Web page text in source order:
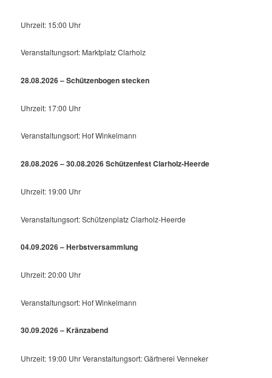
Uhrzeit: 15:00 Uhr
Veranstaltungsort: Marktplatz Clarholz
28.08.2026 – Schützenbogen stecken
Uhrzeit: 17:00 Uhr
Veranstaltungsort: Hof Winkelmann
28.08.2026 – 30.08.2026 Schützenfest Clarholz-Heerde
Uhrzeit: 19:00 Uhr
Veranstaltungsort: Schützenplatz Clarholz-Heerde
04.09.2026 – Herbstversammlung
Uhrzeit: 20:00 Uhr
Veranstaltungsort: Hof Winkelmann
30.09.2026 – Kränzabend
Uhrzeit: 19:00 Uhr Veranstaltungsort: Gärtnerei Venneker